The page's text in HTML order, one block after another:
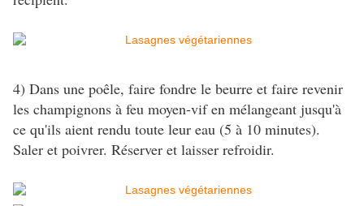
4) Dans une poêle, faire fondre le beurre et faire revenir
les champignons à feu moyen-vif en mélangeant jusqu'à
ce qu'ils aient rendu toute leur eau (5 à 10 minutes).
Saler et poivrer. Réserver et laisser refroidir.